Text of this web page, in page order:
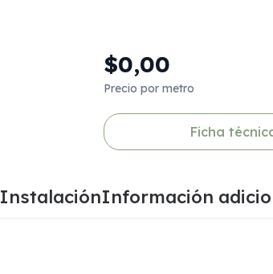
$0,00
Precio por metro
Ficha
InstalaciónInformación